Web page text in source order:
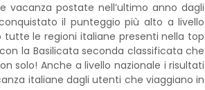
vacanza postate nell’ultimo anno dagli
il punteggio più alto a livello
tutte le regioni italiane presenti nella top
la Basilicata seconda classificata che
solo! Anche a livello nazionale i risultati
italiane dagli utenti che viaggiano in